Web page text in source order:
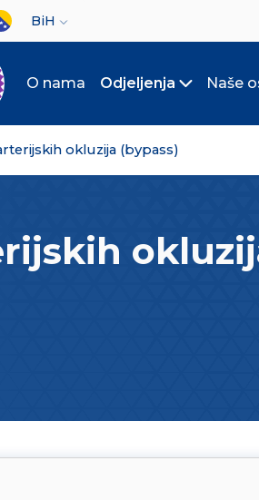
your language
BiH
O nama Odjeljenja
Toggle
Naše
okluzija (bypass)